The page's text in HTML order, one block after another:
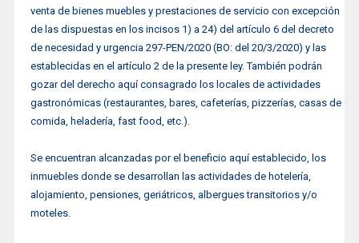
venta de bienes muebles y prestaciones de servicio con excepción
de las dispuestas en los incisos 1) a 24) del artículo 6 del decreto
de necesidad y urgencia 297-PEN/2020 (BO: del 20/3/2020) y las
establecidas en el artículo 2 de la presente ley. También podrán
gozar del derecho aquí consagrado los locales de actividades
gastronómicas (restaurantes, bares, cafeterías, pizzerías, casas de
comida, heladería, fast food, etc.).
Se encuentran alcanzadas por el beneficio aquí establecido, los
inmuebles donde se desarrollan las actividades de hotelería,
alojamiento, pensiones, geriátricos, albergues transitorios y/o
moteles.